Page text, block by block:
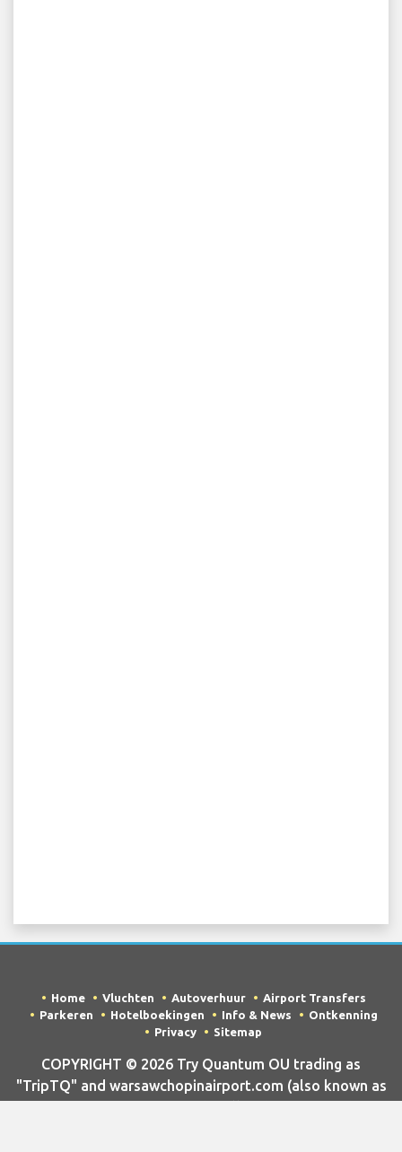
Home Vluchten Autoverhuur
Airport Transfers
Parkeren
Hotelboekingen Info & News
Ontkenning
Privacy
Sitemap
COPYRIGHT © 2026 Try Quantum OU trading as
"TripTQ" and warsawchopinairport.com (also known as